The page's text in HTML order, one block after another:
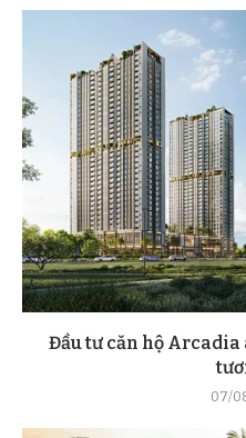
Đầu tư căn hộ
07/